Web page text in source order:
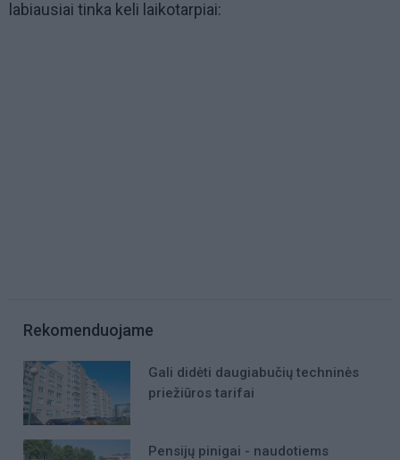
labiausiai tinka keli laikotarpiai:
Rekomenduojame
Gali didėti daugiabučių techninės
priežiūros tarifai
Pensijų pinigai - naudotiems